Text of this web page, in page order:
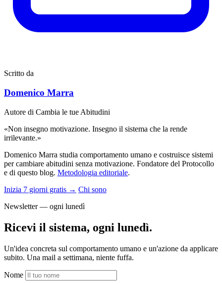
Scritto da
Domenico Marra
Autore di Cambia le tue Abitudini
«Non insegno motivazione. Insegno il sistema che la rende
irrilevante.»
Domenico Marra studia comportamento umano e costruisce sistemi
per cambiare abitudini senza motivazione. Fondatore del Protocollo
e di questo blog. Metodologia editoriale.
Inizia 7 giorni gratis → Chi sono
Newsletter — ogni lunedì
Ricevi il sistema, ogni lunedì.
Un'idea concreta sul comportamento umano e un'azione da applicare
subito. Una mail a settimana, niente fuffa.
Nome